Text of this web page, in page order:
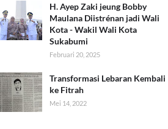
H. Ayep Zaki jeung Bobby
Maulana Diistrénan jadi Wali
Kota - Wakil Wali Kota
Sukabumi
Februari 20, 2025
Transformasi Lebaran Kembali
ke Fitrah
Mei 14, 2022